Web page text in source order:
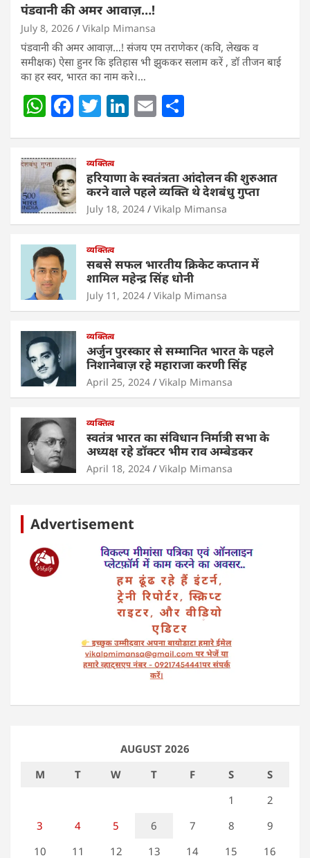
पंडवानी की अमर आवाज़…!
July 8, 2026 Vikalp Mimansa
पंडवानी की अमर आवाज़…! संजय एम तराणेकर (कवि, लेखक व
समीक्षक) ऐसा हुनर कि इतिहास भी झुककर सलाम करें , डॉ तीजन बाई
का हर स्वर, भारत का नाम करे।…
W
at
s
A
p
p
F
c
e
b
o
o
T
er
Li
e
dI
n
E
l e
व्यक्तित्व
हरियाणा के स्वतंत्रता आंदोलन की शुरुआत
करने वाले पहले व्यक्ति थे देशबंधु गुप्ता
July 18, 2024 Vikalp Mimansa
व्यक्तित्व
सबसे सफल भारतीय क्रिकेट कप्तान में
शामिल महेन्द्र सिंह धोनी
July 11, 2024 Vikalp Mimansa
व्यक्तित्व
अर्जुन पुरस्कार से सम्मानित भारत के पहले
निशानेबाज़ रहे महाराजा करणी सिंह
April 25, 2024 Vikalp Mimansa
व्यक्तित्व
स्वतंत्र भारत का संविधान निर्मात्री सभा के
अध्यक्ष रहे डॉक्टर भीम राव अम्बेडकर
April 18, 2024 Vikalp Mimansa
Advertisement
AUGUST 2026
M
T W T F S
S
1
2
3
4 5 6 7 8
9
10
11 12 13 14 15 16